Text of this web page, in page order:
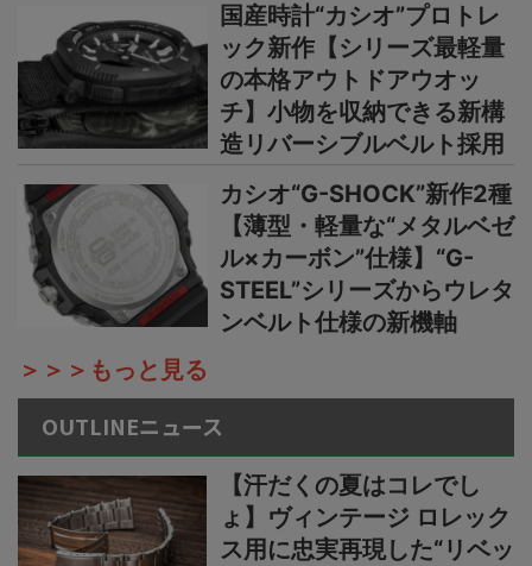
国産時計“カシオ”プロトレ
ック新作【シリーズ最軽量
の本格アウトドアウオッ
チ】小物を収納できる新構
造リバーシブルベルト採用
カシオ“G-SHOCK”新作2種
【薄型・軽量な“メタルベゼ
ル×カーボン”仕様】“G-
STEEL”シリーズからウレタ
ンベルト仕様の新機軸
＞＞＞もっと見る
OUTLINEニュース
【汗だくの夏はコレでし
ょ】ヴィンテージ ロレック
ス用に忠実再現した“リベッ